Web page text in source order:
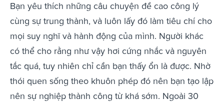
Bạn yêu thích những câu chuyện đề cao công lý
cùng sự trung thành, và luôn lấy đó làm tiêu chí cho
mọi suy nghĩ và hành động của mình. Người khác
có thể cho rằng như vậy hơi cứng nhắc và nguyên
tắc quá, tuy nhiên chỉ cần bạn thấy ổn là được. Nhờ
thói quen sống theo khuôn phép đó nên bạn tạo lập
nên sự nghiệp thành công từ khá sớm. Ngoài 30